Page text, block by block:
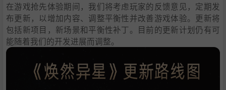
在游戏抢先体验期间，我们将考虑玩家的反馈意见，定期发
布更新，以增加内容、调整平衡性并改善游戏体验。更新将
包括新项目，新场景和平衡性补丁。目前的更新计划仍有可
能随着我们的开发进展而调整。